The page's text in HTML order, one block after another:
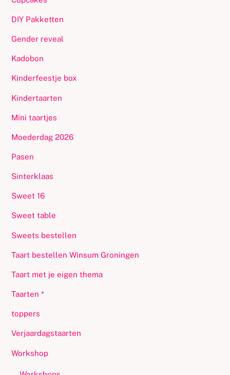
DIY Pakketten
Gender reveal
Kadobon
Kinderfeestje box
Kindertaarten
Mini taartjes
Moederdag 2026
Pasen
Sinterklaas
Sweet 16
Sweet table
Sweets bestellen
Taart bestellen Winsum Groningen
Taart met je eigen thema
Taarten *
toppers
Verjaardagstaarten
Workshop